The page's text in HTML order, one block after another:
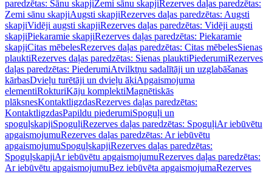
paredzētas: Sānu skapjiZemi sānu skapjiRezerves daļas paredzētas:
Zemi sānu skapjiAugsti skapjiRezerves daļas paredzētas: Augsti
skapjiVidēji augsti skapjiRezerves daļas paredzētas: Vidēji augsti
skapjiPiekaramie skapjiRezerves daļas paredzētas: Piekaramie
skapjiCitas mēbelesRezerves daļas paredzētas: Citas mēbelesSienas
plauktiRezerves daļas paredzētas: Sienas plauktiPiederumiRezerves
daļas paredzētas: PiederumiAtvilktņu sadalītāji un uzglabāšanas
kārbasDvieļu turētāji un dvieļu āķiApgaismojuma
elementiRokturiKāju komplektiMagnētiskās
plāksnesKontaktligzdasRezerves daļas paredzētas:
KontaktligzdasPapildu piederumiSpoguļi un
spoguļskapjiSpoguļiRezerves daļas paredzētas: SpoguļiAr iebūvētu
apgaismojumuRezerves daļas paredzētas: Ar iebūvētu
apgaismojumuSpoguļskapjiRezerves daļas paredzētas:
SpoguļskapjiAr iebūvētu apgaismojumuRezerves daļas paredzētas:
Ar iebūvētu apgaismojumuBez iebūvēta apgaismojumaRezerves